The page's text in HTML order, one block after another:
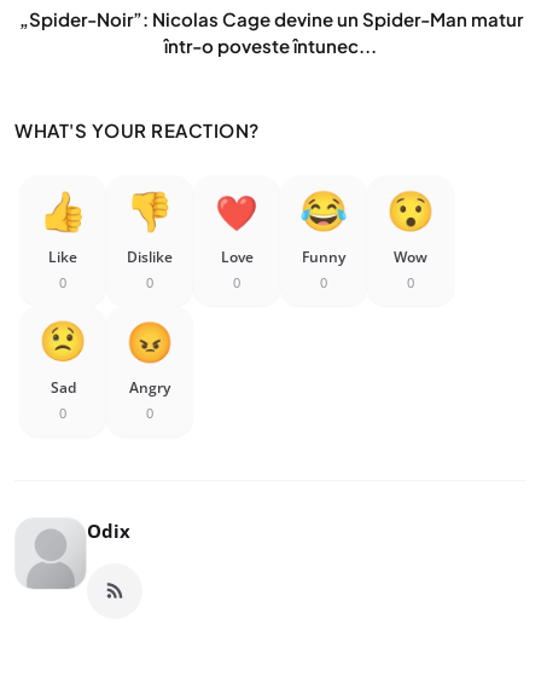
„Spider-Noir”: Nicolas Cage devine un Spider-Man matur
într-o poveste întunec...
WHAT'S YOUR REACTION?
Like
0
Dislike
0
Love
0
Funny
0
Wow
0
Sad
0
Angry
0
Odix